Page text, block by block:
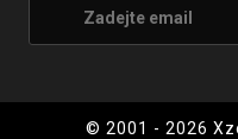
© 2001 - 2026